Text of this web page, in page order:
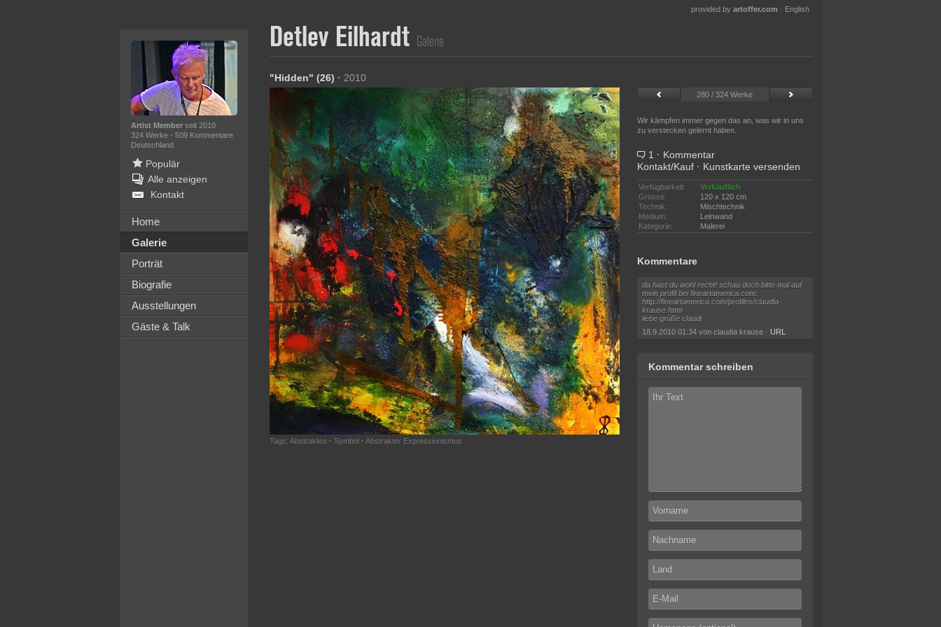
Artist Memberseit 2010
324 Werke · 509 Kommentare
Deutschland
Populär
Alle anzeigen
Kontakt
Home
Galerie
Porträt
Biografie
Ausstellungen
Gäste & Talk
provided by artoffer.com · English
Detlev Eilhardt Galerie
"Hidden" (26) · 2010
Tags: Abstraktes · Symbol · Abstrakter Expressionismus
280 / 324 Werke
Wir kämpfen immer gegen das an, was wir in uns
zu verstecken gelernt haben.
1 · Kommentar
Kontakt/Kauf · Kunstkarte versenden
Verfügbarkeit:
Verkäuflich
Grösse:
120 x 120 cm
Technik:
Mischtechnik
Medium:
Leinwand
Kategorie:
Malerei
Kommentare
da hast du wohl recht! schau doch bitte mal auf
mein profil bei fineartamerica.com:
http://fineartamerica.com/profiles/claudia-
krause.html
liebe grüße claudi
18.9.2010 01:34 von claudia krause · URL
Kommentar schreiben